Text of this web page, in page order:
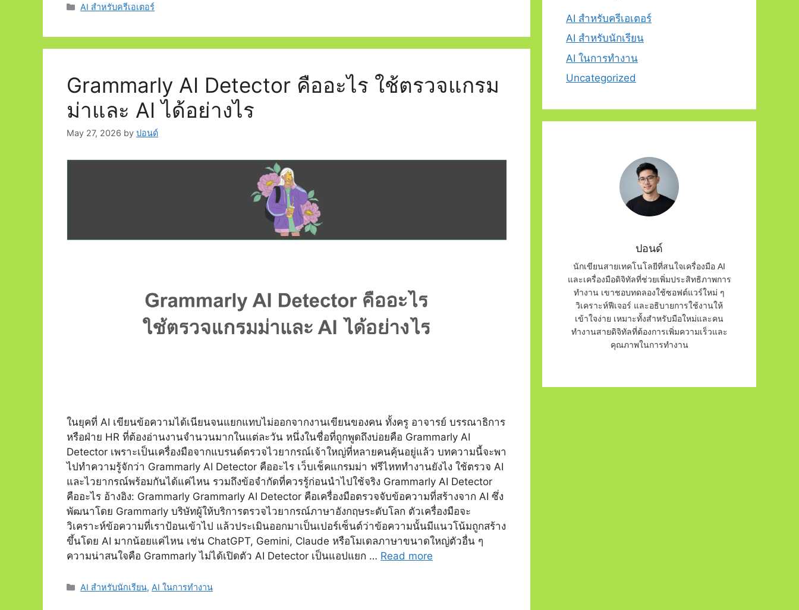
Categories
AI สำหรับครีเอเตอร์
Grammarly AI Detector คืออะไร ใช้ตรวจแกรม
ม่าและ AI ได้อย่างไร
May 27, 2026 by ปอนด์
ในยุคที่ AI เขียนข้อความได้เนียนจนแยกแทบไม่ออกจากงานเขียนของคน ทั้งครู อาจารย์ บรรณาธิการ
หรือฝ่าย HR ที่ต้องอ่านงานจำนวนมากในแต่ละวัน หนึ่งในชื่อที่ถูกพูดถึงบ่อยคือ Grammarly AI
Detector เพราะเป็นเครื่องมือจากแบรนด์ตรวจไวยากรณ์เจ้าใหญ่ที่หลายคนคุ้นอยู่แล้ว บทความนี้จะพา
ไปทำความรู้จักว่า Grammarly AI Detector คืออะไร เว็บเช็คแกรมม่า ฟรีไหททำงานยังไง ใช้ตรวจ AI
และไวยากรณ์พร้อมกันได้แค่ไหน รวมถึงข้อจำกัดที่ควรรู้ก่อนนำไปใช้จริง Grammarly AI Detector
คืออะไร อ้างอิง: Grammarly Grammarly AI Detector คือเครื่องมือตรวจจับข้อความที่สร้างจาก AI ซึ่ง
พัฒนาโดย Grammarly บริษัทผู้ให้บริการตรวจไวยากรณ์ภาษาอังกฤษระดับโลก ตัวเครื่องมือจะ
วิเคราะห์ข้อความที่เราป้อนเข้าไป แล้วประเมินออกมาเป็นเปอร์เซ็นต์ว่าข้อความนั้นมีแนวโน้มถูกสร้าง
ขึ้นโดย AI มากน้อยแค่ไหน เช่น ChatGPT, Gemini, Claude หรือโมเดลภาษาขนาดใหญ่ตัวอื่น ๆ
ความน่าสนใจคือ Grammarly ไม่ได้เปิดตัว AI Detector เป็นแอปแยก … Read more
Categories
AI สำหรับนักเรียน, AI ในการทำงาน
AI สำหรับครีเอเตอร์
AI สำหรับนักเรียน
AI ในการทำงาน
Uncategorized
ปอนด์
นักเขียนสายเทคโนโลยีที่สนใจเครื่องมือ AI
และเครื่องมือดิจิทัลที่ช่วยเพิ่มประสิทธิภาพการ
ทำงาน เขาชอบทดลองใช้ซอฟต์แวร์ใหม่ ๆ
วิเคราะห์ฟีเจอร์ และอธิบายการใช้งานให้
เข้าใจง่าย เหมาะทั้งสำหรับมือใหม่และคน
ทำงานสายดิจิทัลที่ต้องการเพิ่มความเร็วและ
คุณภาพในการทำงาน